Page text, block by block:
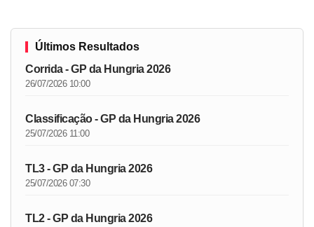
Últimos Resultados
Corrida - GP da Hungria 2026
26/07/2026 10:00
Classificação - GP da Hungria 2026
25/07/2026 11:00
TL3 - GP da Hungria 2026
25/07/2026 07:30
TL2 - GP da Hungria 2026